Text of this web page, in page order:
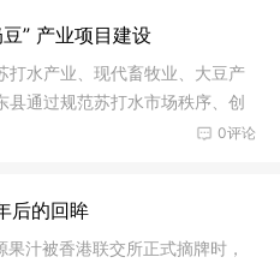
” 产业项目建设
打水产业、现代畜牧业、大豆产
县通过规范苏打水市场秩序、创
县经济发展。
0评论
后的回眸
汁被香港联交所正式摘牌时，